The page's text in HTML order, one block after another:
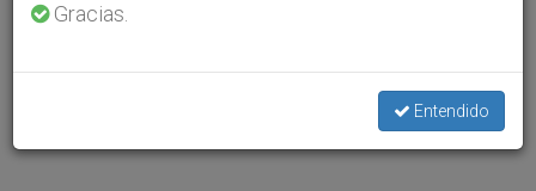
Gracias.
Entendido